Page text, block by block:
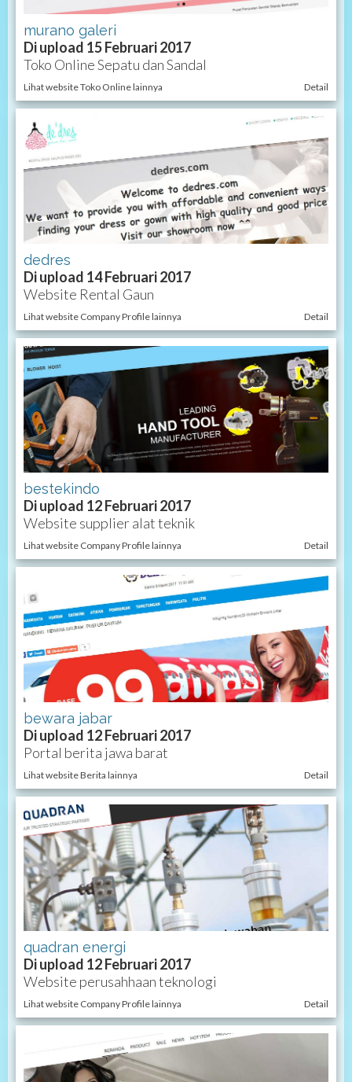
murano galeri
Di upload 15 Februari 2017
Toko Online Sepatu dan Sandal
Lihat website Toko Online lainnya Detail
dedres
Di upload 14 Februari 2017
Website Rental Gaun
Lihat website Company Profile lainnya Detail
bestekindo
Di upload 12 Februari 2017
Website supplier alat teknik
Lihat website Company Profile lainnya Detail
bewara jabar
Di upload 12 Februari 2017
Portal berita jawa barat
Lihat website Berita lainnya Detail
quadran energi
Di upload 12 Februari 2017
Website perusahhaan teknologi
Lihat website Company Profile lainnya Detail